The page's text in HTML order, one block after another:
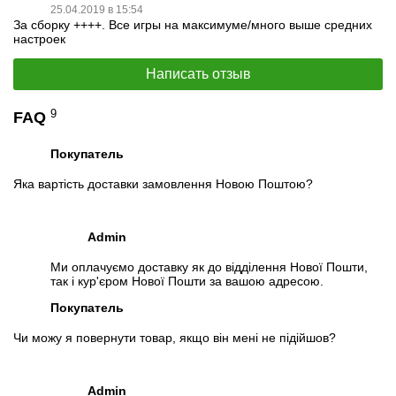
Перейти в начало обьявления >>
Написать на Email
25.04.2019 в 15:54
За сборку ++++. Все игры на максимуме/много выше средних
настроек
Написать отзыв
FAQ 9
Покупатель
Яка вартість доставки замовлення Новою Поштою?
Admin
Ми оплачуємо доставку як до відділення Нової Пошти,
так і кур'єром Нової Пошти за вашою адресою.
Покупатель
Чи можу я повернути товар, якщо він мені не підійшов?
Admin